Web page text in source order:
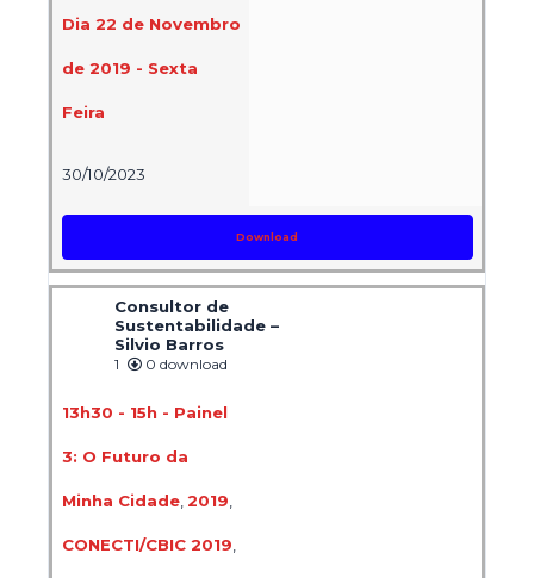
Dia 22 de Novembro
de 2019 - Sexta
Feira
30/10/2023
Download
Consultor de
Sustentabilidade –
Silvio Barros
1 0 download
13h30 - 15h - Painel
3: O Futuro da
Minha Cidade, 2019
CONECTI/CBIC 2019